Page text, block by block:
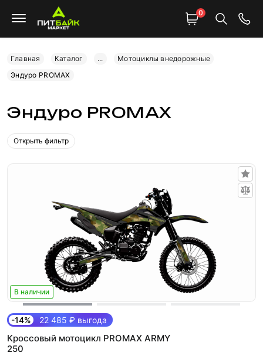
0
Главная Каталог ...
Мотоциклы внедорожные
Эндуро PROMAX
Эндуро PROMAX
Открыть фильтр
В наличии
-14% 22 485 ₽ выгода
Кроссовый мотоцикл PROMAX ARMY
250